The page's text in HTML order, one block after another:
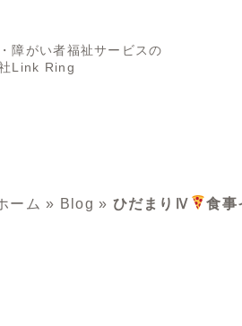
障がい者福祉サービスの
Link Ring
ーム » Blog » ひだまりⅣ 食事